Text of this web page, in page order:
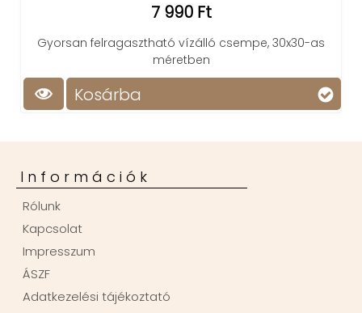
7 990 Ft
Gyorsan felragasztható vízálló csempe, 30x30-as
méretben
Kosárba
Információk
Rólunk
Kapcsolat
Impresszum
ÁSZF
Adatkezelési tájékoztató